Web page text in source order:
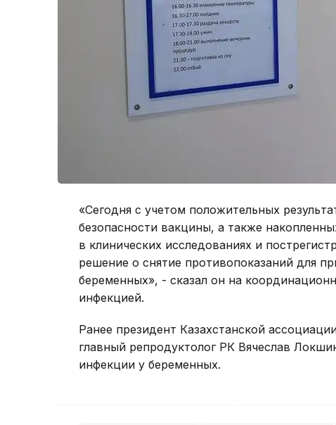
«Сегодня с учетом положительных
безопасности вакцины, а также
в клинических исследованиях и
решение о снятие противопоказаний для
беременных», - сказал он на
инфекцией.
Ранее президент Казахстанской
главный репродуктолог РК Вячеслав
инфекции у беременных.